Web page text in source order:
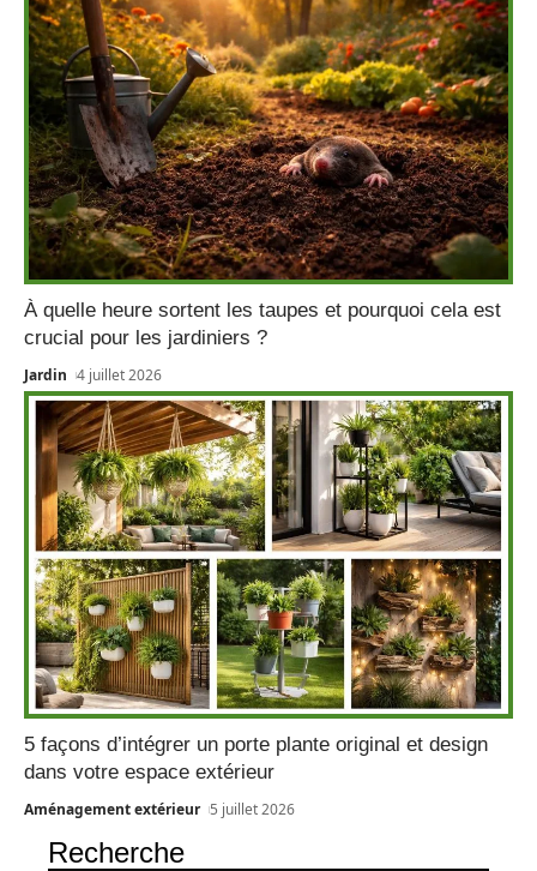
À quelle heure sortent les taupes et pourquoi cela est
crucial pour les jardiniers ?
Jardin 4 juillet 2026
5 façons d’intégrer un porte plante original et design
dans votre espace extérieur
Aménagement extérieur 5 juillet 2026
Recherche